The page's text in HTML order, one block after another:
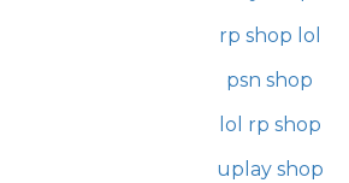
rp shop lol
psn shop
lol rp shop
uplay shop